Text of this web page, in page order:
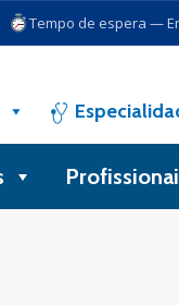
Tempo de espera —